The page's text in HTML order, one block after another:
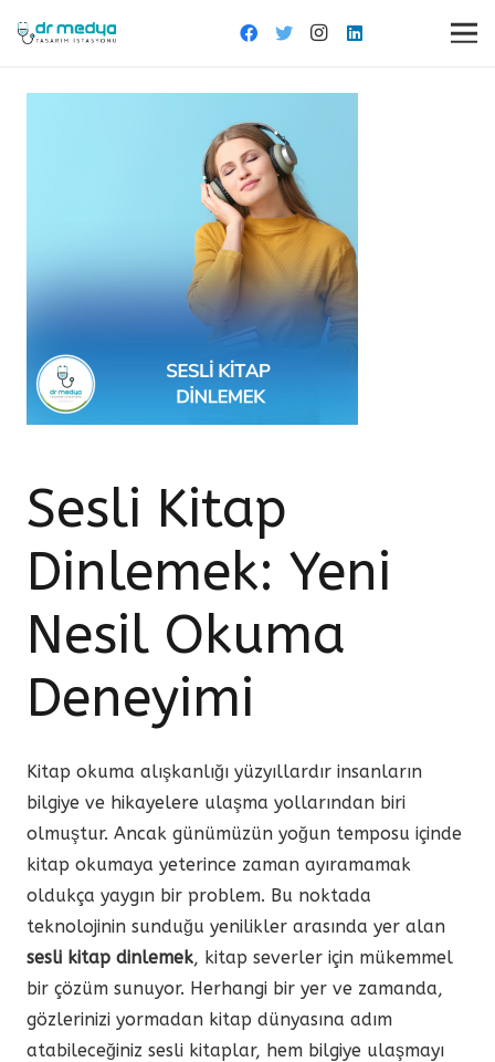
Sesli Kitap
Dinlemek: Yeni
Nesil Okuma
Deneyimi
Kitap okuma alışkanlığı yüzyıllardır insanların
bilgiye ve hikayelere ulaşma yollarından biri
olmuştur. Ancak günümüzün yoğun temposu içinde
kitap okumaya yeterince zaman ayıramamak
oldukça yaygın bir problem. Bu noktada
teknolojinin sunduğu yenilikler arasında yer alan
sesli kitap dinlemek, kitap severler için mükemmel
bir çözüm sunuyor. Herhangi bir yer ve zamanda,
gözlerinizi yormadan kitap dünyasına adım
atabileceğiniz sesli kitaplar, hem bilgiye ulaşmayı